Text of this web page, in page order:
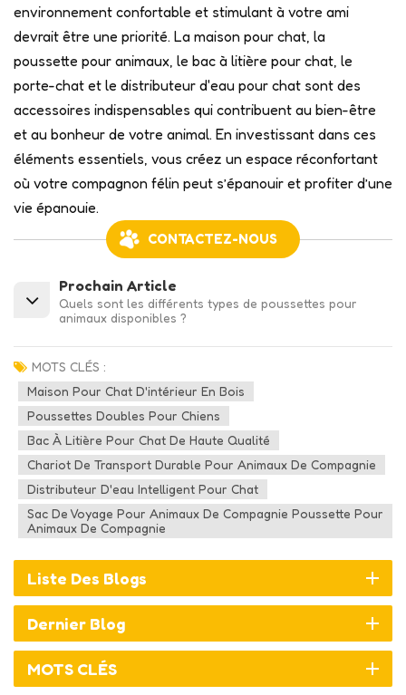
environnement confortable et stimulant à votre ami
devrait être une priorité. La maison pour chat, la
poussette pour animaux, le bac à litière pour chat, le
porte-chat et le distributeur d'eau pour chat sont des
accessoires indispensables qui contribuent au bien-être
et au bonheur de votre animal. En investissant dans ces
éléments essentiels, vous créez un espace réconfortant
où votre compagnon félin peut s’épanouir et profiter d’une
vie épanouie.
CONTACTEZ-NOUS
Prochain Article
Quels sont les différents types de poussettes pour
animaux disponibles ?
MOTS CLÉS :
Maison Pour Chat D'intérieur En Bois
Poussettes Doubles Pour Chiens
Bac À Litière Pour Chat De Haute Qualité
Chariot De Transport Durable Pour Animaux De Compagnie
Distributeur D'eau Intelligent Pour Chat
Sac De Voyage Pour Animaux De Compagnie Poussette Pour
Animaux De Compagnie
Liste Des Blogs
Dernier Blog
MOTS CLÉS